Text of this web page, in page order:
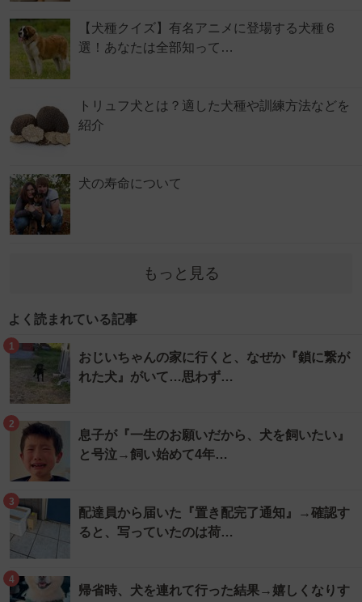
【犬種クイズ】有名アニメに登場する犬種６
選！あなたは全部知って…
トリュフ犬とは？適した犬種や訓練方法などを
紹介
犬の寿命について
もっと見る
よく読まれている記事
1
おじいちゃんの家に行くと、なぜか『鎖に繋が
れた犬』がいて…思わず…
2
息子が『一生のお願いだから、犬を飼いたい』
と号泣→飼い始めて4年…
3
配達員から届いた『置き配完了通知』→確認す
ると、写っていたのは荷…
4
帰省時、犬を連れて行った結果→嬉しくなりす